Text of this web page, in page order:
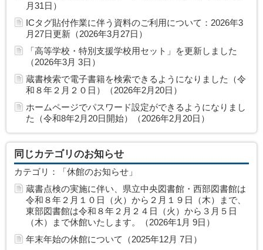
月31日）
ICタグ貼付作業に伴う資料のご利用について：2026年3
月27日更新（2026年3月27日）
「高等学校・特別支援学校用セット」を更新しました
（2026年3月 3日）
蔵書検索で電子書籍を検索できるようになりました（令
和８年２月２０日）（2026年2月20日）
ホームページでパスワード設定ができるようになりまし
た（令和8年2月20日開始）（2026年2月20日）
同じカテゴリのお知らせ
カテゴリ：「休館のお知らせ」
蔵書点検の実施に伴い、県立中央図書館・西部図書館は
令和８年２月１０日（火）から２月１９日（木）まで、
東部図書館は令和８年２月２４日（火）から３月５日
（木）まで休館いたします。（2026年1月 9日）
年末年始の休館について（2025年12月 7日）